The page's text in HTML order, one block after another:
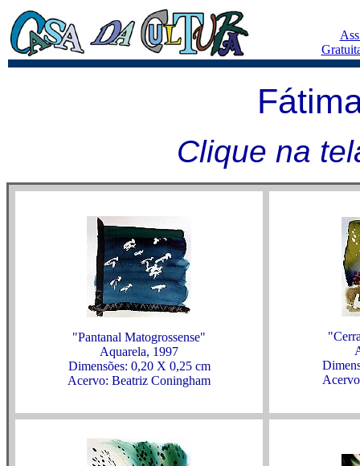
Clique na
"Pantanal Matogrossense"
Aquarela, 1997
Dimensões: 0,20 X 0,25 cm
Acervo: Beatriz Coningham